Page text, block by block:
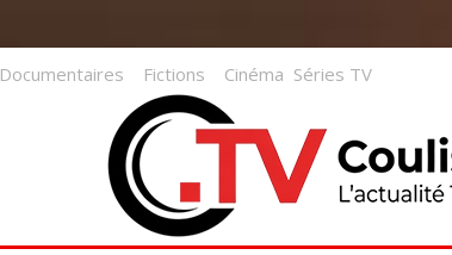
Documentaires Fictions Cinéma Séries TV